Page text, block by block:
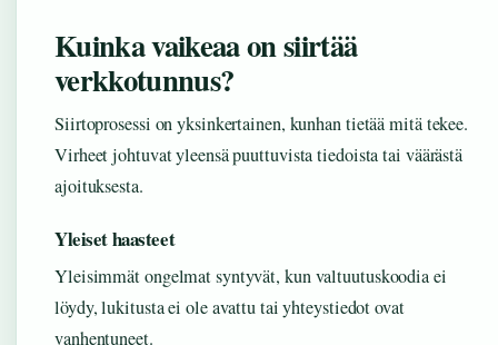
Kuinka vaikeaa on siirtää
verkkotunnus?
Siirtoprosessi on yksinkertainen, kunhan tietää mitä tekee.
Virheet johtuvat yleensä puuttuvista tiedoista tai väärästä
ajoituksesta.
Yleiset haasteet
Yleisimmät ongelmat syntyvät, kun valtuutuskoodia ei
löydy, lukitusta ei ole avattu tai yhteystiedot ovat
vanhentuneet.